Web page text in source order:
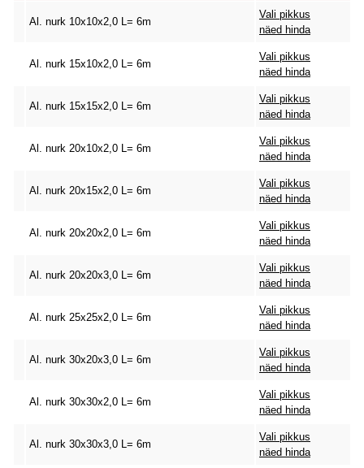
Al. nurk 10x10x2,0 L= 6m
Vali pikkus
näed hinda
Al. nurk 15x10x2,0 L= 6m
Vali pikkus
näed hinda
Al. nurk 15x15x2,0 L= 6m
Vali pikkus
näed hinda
Al. nurk 20x10x2,0 L= 6m
Vali pikkus
näed hinda
Al. nurk 20x15x2,0 L= 6m
Vali pikkus
näed hinda
Al. nurk 20x20x2,0 L= 6m
Vali pikkus
näed hinda
Al. nurk 20x20x3,0 L= 6m
Vali pikkus
näed hinda
Al. nurk 25x25x2,0 L= 6m
Vali pikkus
näed hinda
Al. nurk 30x20x3,0 L= 6m
Vali pikkus
näed hinda
Al. nurk 30x30x2,0 L= 6m
Vali pikkus
näed hinda
Al. nurk 30x30x3,0 L= 6m
Vali pikkus
näed hinda